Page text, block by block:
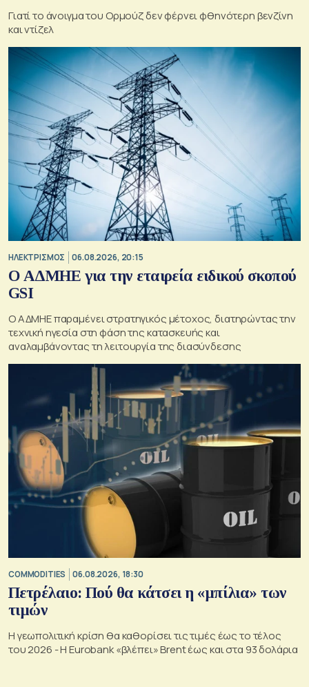
Γιατί το άνοιγμα του Ορμούζ δεν φέρνει φθηνότερη βενζίνη
και ντίζελ
ΗΛΕΚΤΡΙΣΜΟΣ 06.08.2026, 20:15
O ΑΔΜΗΕ για την εταιρεία ειδικού σκοπού
GSI
O ΑΔΜΗΕ παραμένει στρατηγικός μέτοχος, διατηρώντας την
τεχνική ηγεσία στη φάση της κατασκευής και
αναλαμβάνοντας τη λειτουργία της διασύνδεσης
COMMODITIES 06.08.2026, 18:30
Πετρέλαιο: Πού θα κάτσει η «μπίλια» των
τιμών
Η γεωπολιτική κρίση θα καθορίσει τις τιμές έως το τέλος
του 2026 - Η Eurobank «βλέπει» Brent έως και στα 93 δολάρια